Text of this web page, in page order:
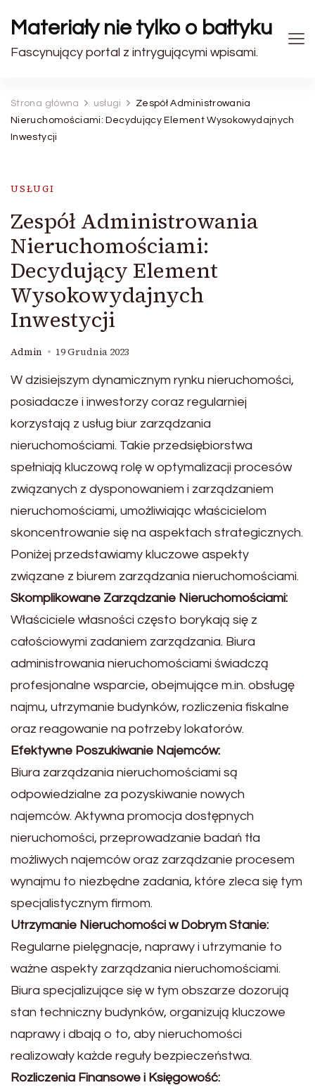
Materiały nie tylko o bałtyku
Fascynujący portal z intrygującymi wpisami.
Strona główna usługi
Zespół Administrowania
Nieruchomościami: Decydujący Element Wysokowydajnych
Inwestycji
USŁUGI
Zespół Administrowania
Nieruchomościami:
Decydujący Element
Wysokowydajnych
Inwestycji
Admin 19 Grudnia 2023
W dzisiejszym dynamicznym rynku nieruchomości,
posiadacze i inwestorzy coraz regularniej
korzystają z usług biur zarządzania
nieruchomościami. Takie przedsiębiorstwa
spełniają kluczową rolę w optymalizacji procesów
związanych z dysponowaniem i zarządzaniem
nieruchomościami, umożliwiając właścicielom
skoncentrowanie się na aspektach strategicznych.
Poniżej przedstawiamy kluczowe aspekty
związane z biurem zarządzania nieruchomościami.
Skomplikowane Zarządzanie Nieruchomościami:
Właściciele własności często borykają się z
całościowymi zadaniem zarządzania. Biura
administrowania nieruchomościami świadczą
profesjonalne wsparcie, obejmujące m.in. obsługę
najmu, utrzymanie budynków, rozliczenia fiskalne
oraz reagowanie na potrzeby lokatorów.
Efektywne Poszukiwanie Najemców:
Biura zarządzania nieruchomościami są
odpowiedzialne za pozyskiwanie nowych
najemców. Aktywna promocja dostępnych
nieruchomości, przeprowadzanie badań tła
możliwych najemców oraz zarządzanie procesem
wynajmu to niezbędne zadania, które zleca się tym
specjalistycznym firmom.
Utrzymanie Nieruchomości w Dobrym Stanie:
Regularne pielęgnacje, naprawy i utrzymanie to
ważne aspekty zarządzania nieruchomościami.
Biura specjalizujące się w tym obszarze dozorują
stan techniczny budynków, organizują kluczowe
naprawy i dbają o to, aby nieruchomości
realizowały każde reguły bezpieczeństwa.
Rozliczenia Finansowe i Księgowość: